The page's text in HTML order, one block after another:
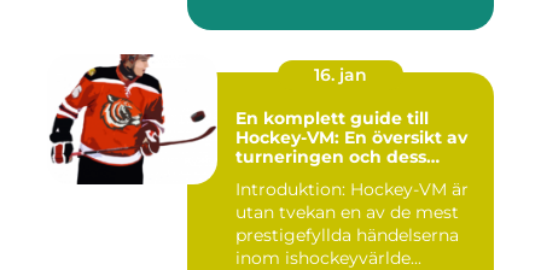
16. jan
En komplett guide till
Hockey-VM: En översikt av
turneringen och dess
Introduktion: Hockey-VM är
utan tvekan en av de mest
prestigefyllda händelserna
inom ishockeyvärlde...